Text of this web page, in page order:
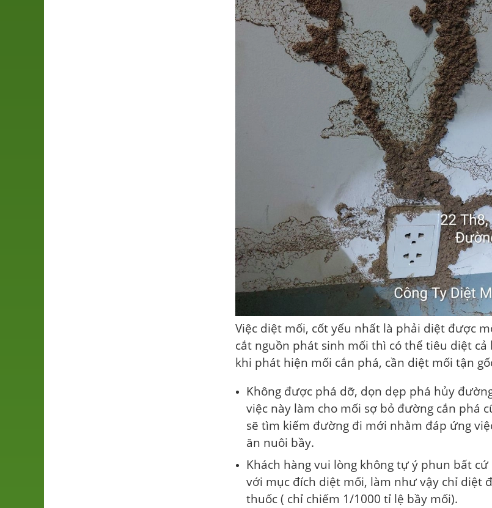
Việc diệt mối, cốt yếu nhất là phải diệt được
cắt nguồn phát sinh mối thì có thể tiêu diệt cả
khi phát hiện mối cắn phá, cần diệt mối tận
Không được phá dỡ, dọn dẹp phá hủy
việc này làm cho mối sợ bỏ đường cắn phá
sẽ tìm kiếm đường đi mới nhằm đáp ứng
ăn nuôi bầy.
Khách hàng vui lòng không tự ý phun bất
với mục đích diệt mối, làm như vậy chỉ diệt
thuốc ( chỉ chiếm 1/1000 tỉ lệ bầy mối).